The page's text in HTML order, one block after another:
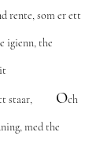
rente, som er ett
igienn, the
staar, Och
med the